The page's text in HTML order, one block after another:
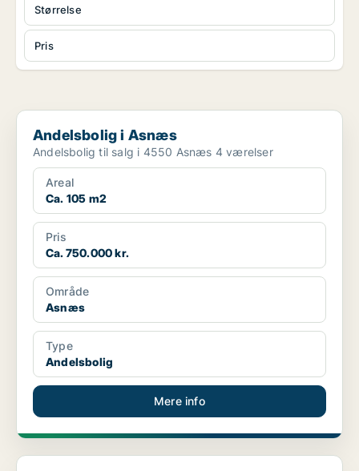
Størrelse
Pris
Andelsbolig i Asnæs
Andelsbolig i Asnæs
Andelsbolig til salg i 4550 Asnæs 4 værelser
Areal
Ca. 105 m2
Pris
Ca. 750.000 kr.
Område
Asnæs
Type
Andelsbolig
Mere info
Andelsbolig i Asnæs